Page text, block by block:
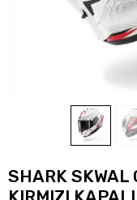
SHARK SKWAL